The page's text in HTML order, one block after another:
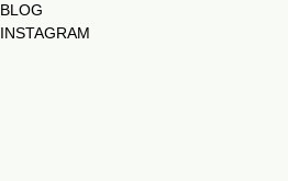
BLOG
INSTAGRAM